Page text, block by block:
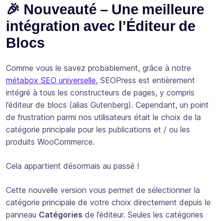
🎉 Nouveauté – Une meilleure
intégration avec l’Éditeur de
Blocs
Comme vous le savez probablement, grâce à notre
métabox SEO universelle, SEOPress est entièrement
intégré à tous les constructeurs de pages, y compris
l’éditeur de blocs (alias Gutenberg). Cependant, un point
de frustration parmi nos utilisateurs était le choix de la
catégorie principale pour les publications et / ou les
produits WooCommerce.
Cela appartient désormais au passé !
Cette nouvelle version vous permet de sélectionner la
catégorie principale de votre choix directement depuis le
panneau Catégories de l’éditeur. Seules les catégories